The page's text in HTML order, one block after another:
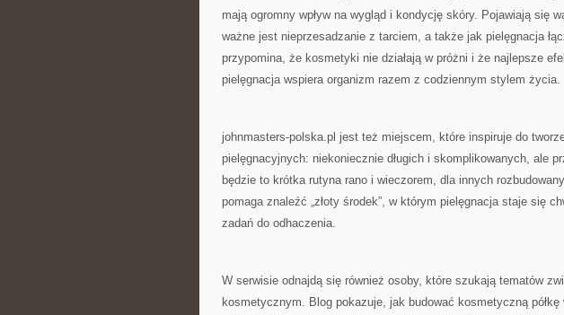
mają ogromny wpływ na wygląd i kondycję skóry. Pojawiają się
ważne jest nieprzesadzanie z tarciem, a także jak pielęgnacja
przypomina, że kosmetyki nie działają w próżni i że najlepsze
pielęgnacja wspiera organizm razem z codziennym stylem życia.
johnmasters-polska.pl jest też miejscem, które inspiruje do
pielęgnacyjnych: niekoniecznie długich i skomplikowanych, ale
będzie to krótka rutyna rano i wieczorem, dla innych
pomaga znaleźć „złoty środek”, w którym pielęgnacja staje się
zadań do odhaczenia.
W serwisie odnajdą się również osoby, które szukają tematów
kosmetycznym. Blog pokazuje, jak budować kosmetyczną